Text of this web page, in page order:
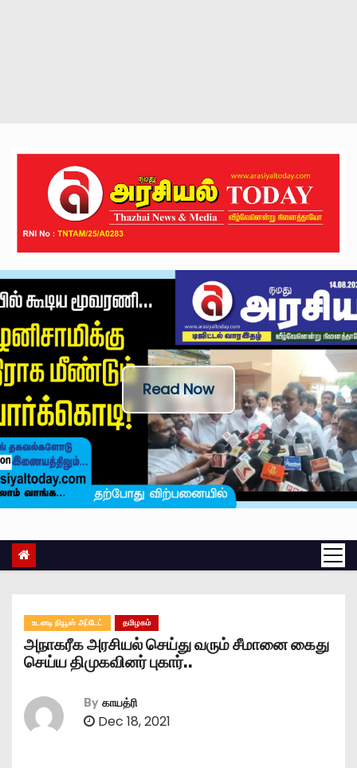
Read Now
உடனடி நியூஸ் அப்டேட் தமிழகம்
அநாகரீக அரசியல் செய்து வரும் சீமானை கைது
செய்ய திமுகவினர் புகார்..
By காயத்ரி
Dec 18, 2021